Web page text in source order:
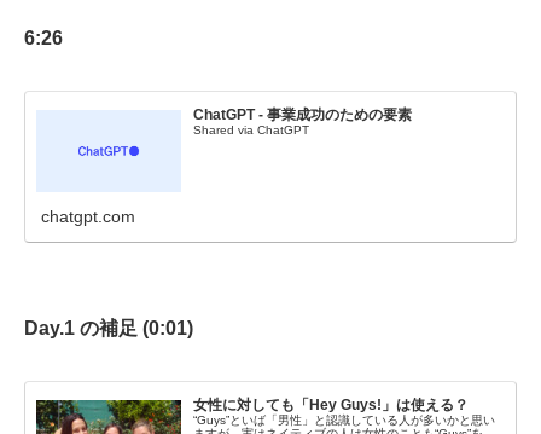
6:26
ChatGPT - 事業成功のための要素
Shared via ChatGPT
chatgpt.com
Day.1 の補足 (0:01)
女性に対しても「Hey Guys!」は使える？
“Guys”といば「男性」と認識している人が多いかと思い